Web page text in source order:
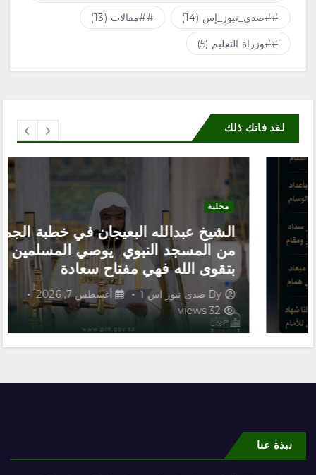
#صدى_نيوز_إس (14) #مقالات (13)
#وزراة التعليم (5)
لقد فاتك ذلك
الشيخ عبدالله البعيجان في خطبة الجمعة
من المسجد النبوي يوصي المسلمين
بتقوى الله فهي مفتاح سعادة
صدى نيوز اس 1
أغسطس 7, 2026
نبذة عنا